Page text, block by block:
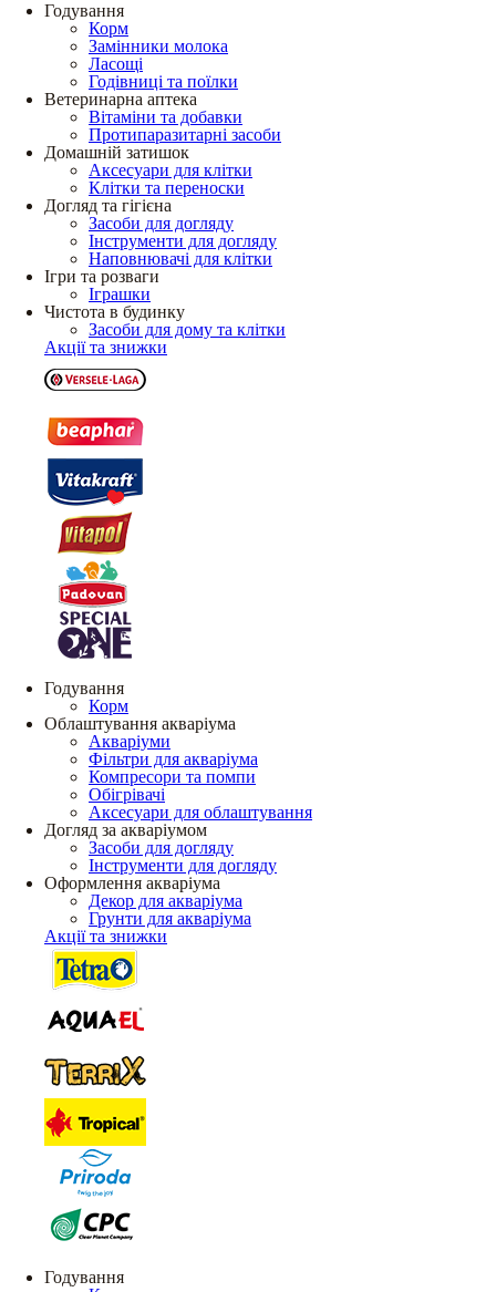
Годування
Корм
Замінники молока
Ласощі
Годівниці та поїлки
Ветеринарна аптека
Вітаміни та добавки
Протипаразитарні засоби
Домашній затишок
Аксесуари для клітки
Клітки та переноски
Догляд та гігієна
Засоби для догляду
Інструменти для догляду
Наповнювачі для клітки
Ігри та розваги
Іграшки
Чистота в будинку
Засоби для дому та клітки
Акції та знижки
Годування
Корм
Облаштування акваріума
Акваріуми
Фільтри для акваріума
Компресори та помпи
Обігрівачі
Аксесуари для облаштування
Догляд за акваріумом
Засоби для догляду
Інструменти для догляду
Оформлення акваріума
Декор для акваріума
Грунти для акваріума
Акції та знижки
Годування